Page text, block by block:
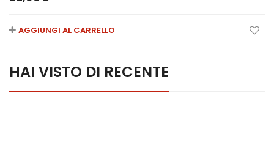
AGGIUNGI AL CARRELLO
HAI VISTO DI RECENTE